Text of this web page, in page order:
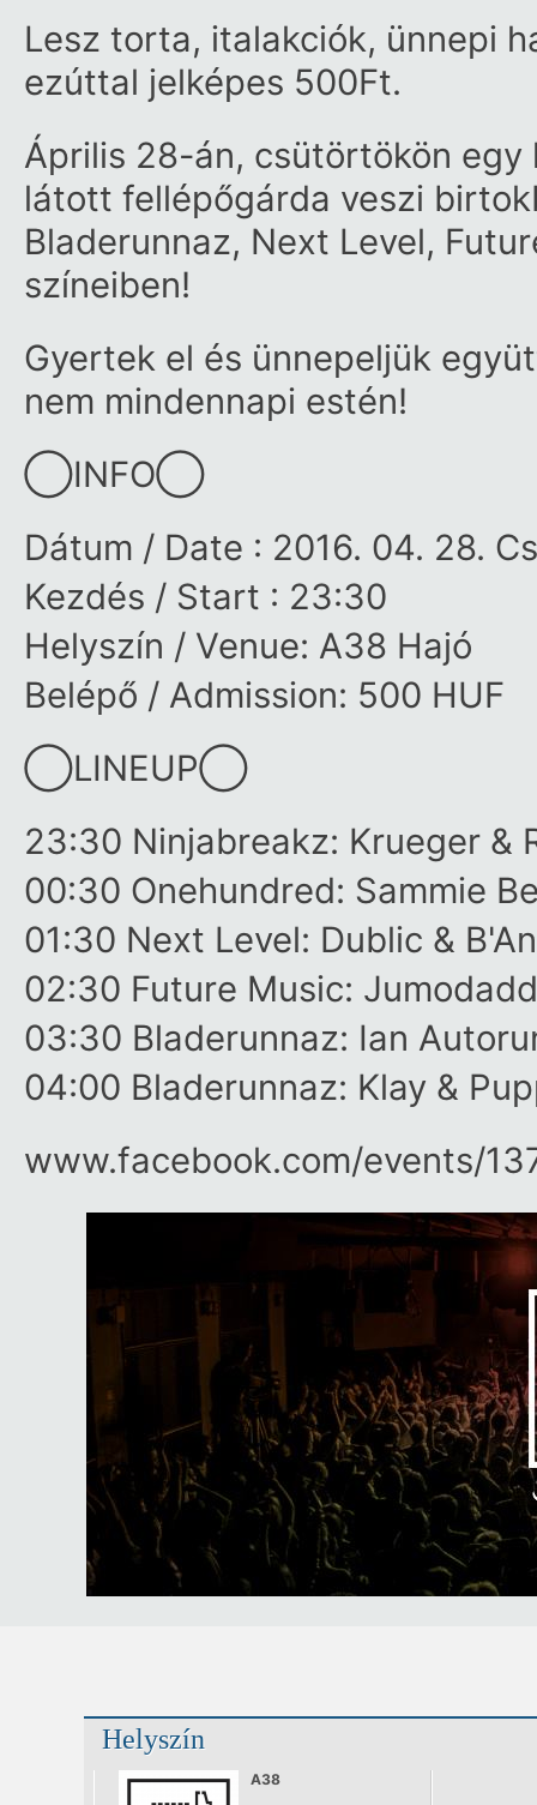
Lesz torta, italakciók, ünnepi
ezúttal jelképes 500Ft.
Április 28-án, csütörtökön
látott fellépőgárda veszi
Bladerunnaz, Next Level,
színeiben!
Gyertek el és ünnepeljük
nem mindennapi estén!
◯INFO◯
Dátum / Date : 2016. 04. 28.
Kezdés / Start : 23:30
Helyszín / Venue: A38 Hajó
Belépő / Admission: 500 HUF
◯LINEUP◯
23:30 Ninjabreakz: Krueger &
00:30 Onehundred: Sammie
01:30 Next Level: Dublic &
02:30 Future Music:
03:30 Bladerunnaz: Ian
04:00 Bladerunnaz: Klay &
www.facebook.com/​events/​
Helyszín
A38